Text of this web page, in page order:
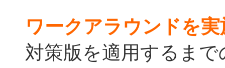
ワークアラウンドを
対策版を適用するま